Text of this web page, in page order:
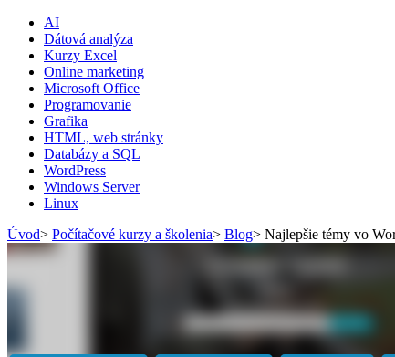
AI
Dátová analýza
Kurzy Excel
Online marketing
Microsoft Office
Programovanie
Grafika
HTML, web stránky
Databázy a SQL
WordPress
Windows Server
Linux
Úvod> Počítačové kurzy a školenia> Blog> Najlepšie témy vo